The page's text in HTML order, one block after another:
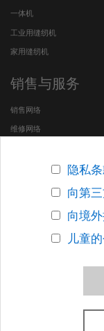
一体机
工业用缝纫机
家用缝纫机
销售与服务
销售网络
维修网络
安全问题支持
沪ICP备05053924号-7
网
隐私
向第
向境
儿童